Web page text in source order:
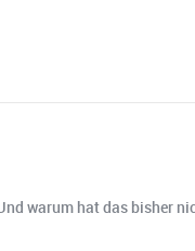
warum hat das bisher